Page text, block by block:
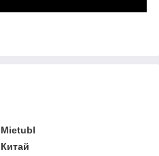
Mietubl
Китай